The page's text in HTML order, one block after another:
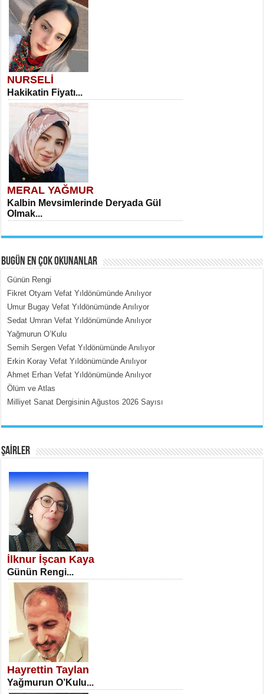
NURSELİ
Hakikatin Fiyatı...
MERAL YAĞMUR
Kalbin Mevsimlerinde Deryada Gül
Olmak...
MEHMET ÇOBAN
İçerdeki Put Dışardaki Maskeler...
SATILMIŞ ÜMİT ÇETİNKAYA
Erkenlik...
NECLA DİLEK ARSLAN
Öğretmenler Günü Mahkemesi...
BUGÜN EN ÇOK OKUNANLAR
Günün Rengi
Fikret Otyam Vefat Yıldönümünde Anılıyor
Umur Bugay Vefat Yıldönümünde Anılıyor
Sedat Umran Vefat Yıldönümünde Anılıyor
Yağmurun O’Kulu
Semih Sergen Vefat Yıldönümünde Anılıyor
Erkin Koray Vefat Yıldönümünde Anılıyor
Ahmet Erhan Vefat Yıldönümünde Anılıyor
Ölüm ve Atlas
Milliyet Sanat Dergisinin Ağustos 2026 Sayısı
ŞAİRLER
İlknur İşcan Kaya
Günün Rengi...
Hayrettin Taylan
Yağmurun O’Kulu...